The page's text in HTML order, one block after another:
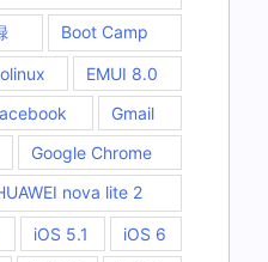
Boot Camp
EMUI 8.0
Gmail
Google Chrome
nova lite 2
iOS 5.1
iOS 6